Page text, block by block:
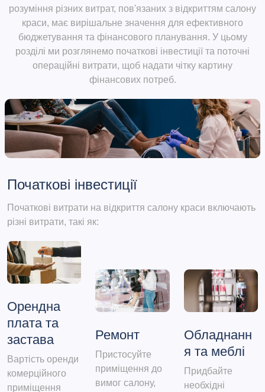
розуміння різних витрат, пов'язаних з відкриттям салону
краси, має вирішальне значення для ефективного
бюджетування та фінансового планування. У цьому
розділі ми розглянемо початкові інвестиції та поточні
операційні витрати, щоб надати чітку картину
фінансових потреб.
Початкові інвестиції
Початкові витрати на відкриття салону краси включають
різні витрати, такі як:
Орендна
плата та
застава
Вартість оренди
комерційного
приміщення
Ремонт
Пристосуйте
приміщення до
вимог салону,
Обладнанн
я та меблі
Придбайте
необхідні